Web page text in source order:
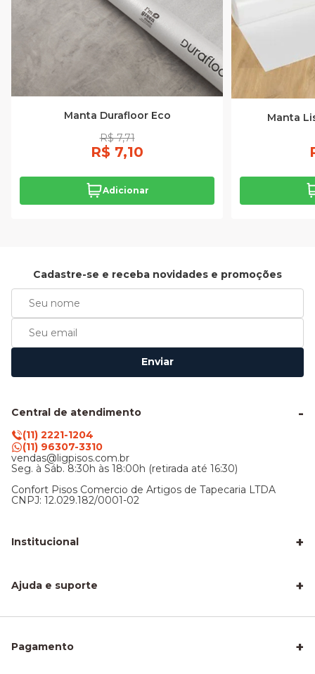
Manta Durafloor Eco
R$ 7,71
R$ 7,10
Adicionar
Manta
Cadastre-se e receba novidades e promoções
Enviar
Central de atendimento
(11) 2221-1204
(11) 96307-3310
vendas@ligpisos.com.br
Seg. à Sáb. 8:30h às 18:00h (retirada até 16:30)
Confort Pisos Comercio de Artigos de Tapecaria LTDA
CNPJ: 12.029.182/0001-02
Institucional +
Sobre nós
Nossa Loja
Ajuda e suporte +
Frete e entrega
Como Calcular a Área do seu Piso
Pagamento +